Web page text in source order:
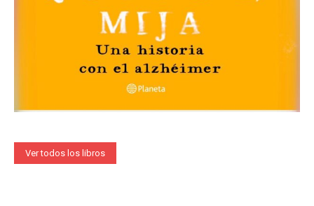
Ver todos los libros